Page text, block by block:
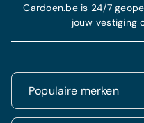
Populaire merken
Cardoen.be is 24/7
jouw vestiging